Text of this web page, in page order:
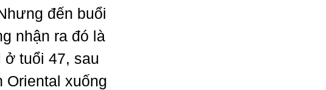
đến buổi
nhận ra đó là
tuổi 47, sau
Oriental xuống